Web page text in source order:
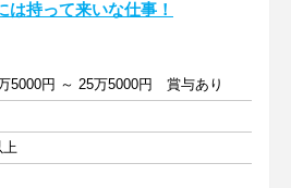
は持って来いな仕事！
5000円 ～ 25万5000円 賞与あり
上